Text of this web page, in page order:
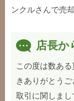
ンクルさんで売
店長か
この度は数あ
きありがとう
取引に関しま